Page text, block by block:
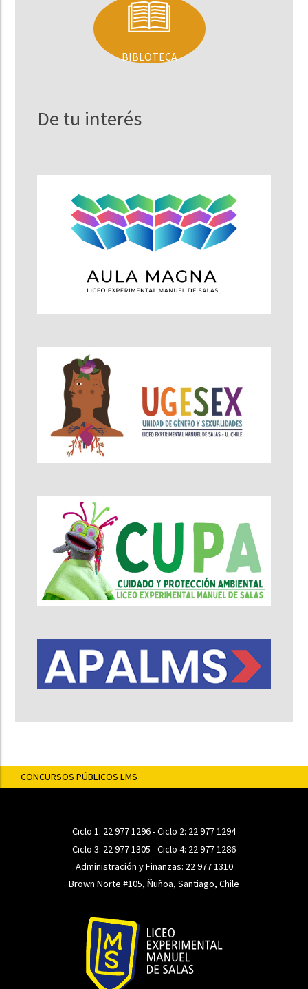
BIBLOTECA
De tu interés
CONCURSOS PÚBLICOS LMS
Ciclo 1: 22 977 1296- Ciclo 2: 22 977 1294
Ciclo 3: 22 977 1305 - Ciclo 4: 22 977 1286
Administración y Finanzas: 22 977 1310
Brown Norte #105, Ñuñoa, Santiago, Chile